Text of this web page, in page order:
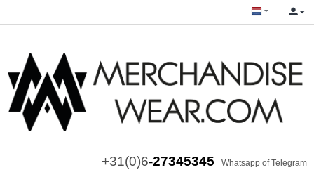
+31(0)6-27345345 Whatsapp of Telegram